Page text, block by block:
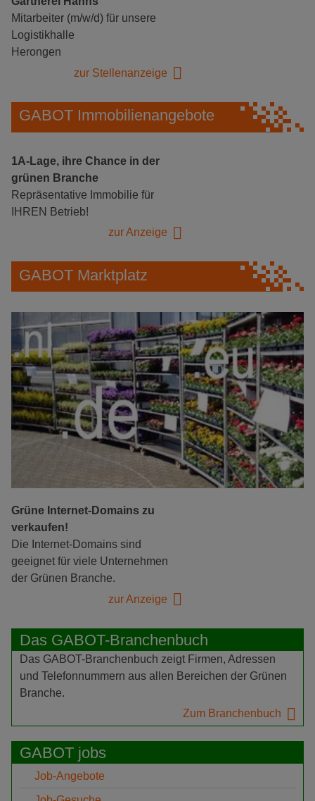
Mitarbeiter (m/w/d) für unsere
Logistikhalle
Herongen
zur Stellenanzeige
GABOT Immobilienangebote
1A-Lage, ihre Chance in der
grünen Branche
Repräsentative Immobilie für
IHREN Betrieb!
zur Anzeige
GABOT Marktplatz
Grüne Internet-Domains zu
verkaufen!
Die Internet-Domains sind
geeignet für viele Unternehmen
der Grünen Branche.
zur Anzeige
Das GABOT-Branchenbuch
Das GABOT-Branchenbuch zeigt Firmen, Adressen
und Telefonnummern aus allen Bereichen der Grünen
Branche.
Zum Branchenbuch
GABOT jobs
Job-Angebote